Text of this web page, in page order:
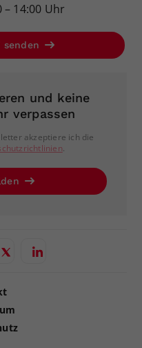
14:00 Uhr
senden
und keine
verpassen
akzeptiere ich die
.